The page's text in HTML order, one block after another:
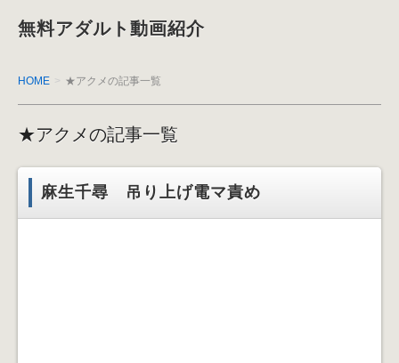
無料アダルト動画紹介
HOME ★アクメの記事一覧
★アクメの記事一覧
麻生千尋 吊り上げ電マ責め